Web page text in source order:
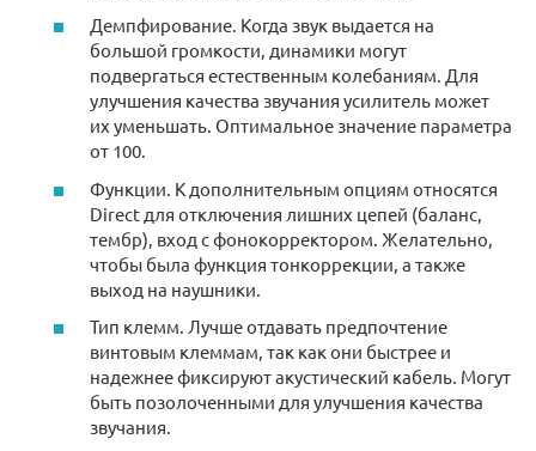
Демпфирование. Когда звук выдается на
большой громкости, динамики могут
подвергаться естественным колебаниям. Для
улучшения качества звучания усилитель может
их уменьшать. Оптимальное значение параметра
от 100.
Функции. К дополнительным опциям относятся
Direct для отключения лишних цепей (баланс,
тембр), вход с фонокорректором. Желательно,
чтобы была функция тонкоррекции, а также
выход на наушники.
Тип клемм. Лучше отдавать предпочтение
винтовым клеммам, так как они быстрее и
надежнее фиксируют акустический кабель. Могут
быть позолоченными для улучшения качества
звучания.